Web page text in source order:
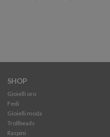
SHOP
Gioielli oro
Fedi
Gioielli moda
Trollbeads
Raspini